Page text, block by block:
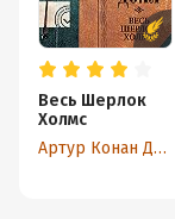
Весь Шерлок
Холмс
Артур Конан Дойл